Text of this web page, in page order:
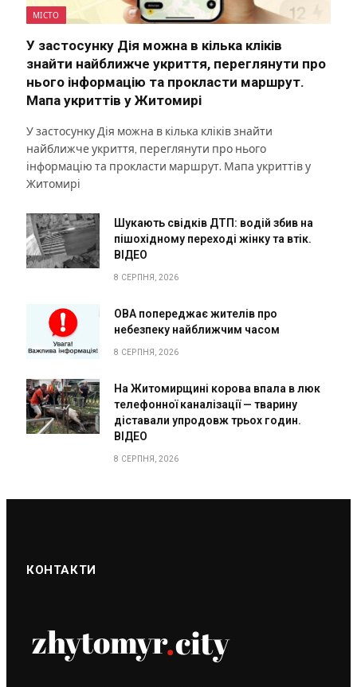
МІСТО
У застосунку Дія можна в кілька кліків
знайти найближче укриття, переглянути про
нього інформацію та прокласти маршрут.
Мапа укриттів у Житомирі
У застосунку Дія можна в кілька кліків знайти
найближче укриття, переглянути про нього
інформацію та прокласти маршрут. Мапа укриттів у
Житомирі
Шукають свідків ДТП: водій збив на
пішохідному переході жінку та втік.
ВІДЕО
8 СЕРПНЯ, 2026
ОВА попереджає жителів про
небезпеку найближчим часом
8 СЕРПНЯ, 2026
На Житомирщині корова впала в люк
телефонної каналізації — тварину
діставали упродовж трьох годин.
ВІДЕО
8 СЕРПНЯ, 2026
КОНТАКТИ